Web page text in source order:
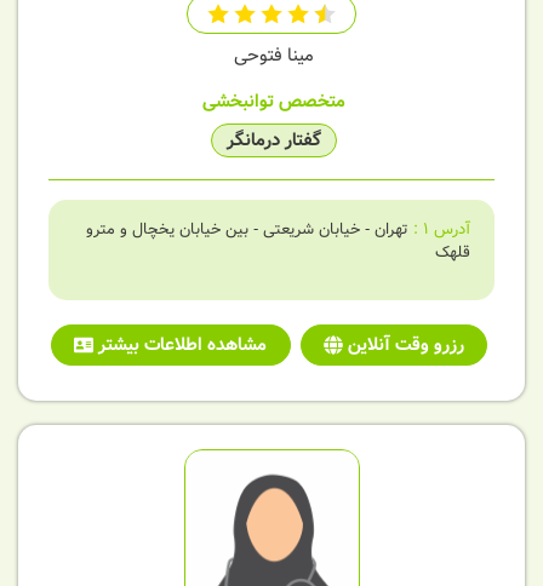
مینا فتوحی
متخصص توانبخشی
گفتار درمانگر
آدرس 1
: تهران - خیابان شریعتی - بین خیابان یخچال و مترو
قلهک
رزرو وقت آنلاین مشاهده اطلاعات بیشتر